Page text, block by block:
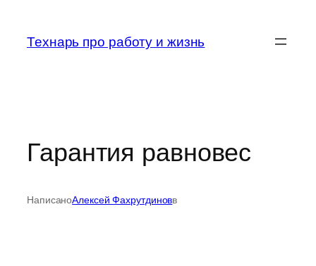
содержимому
Технарь про работу и жизнь
Гарантия равновес
НаписаноАлексей Фахрутдиновв